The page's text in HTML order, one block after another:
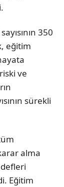
350
eğitim
ve
sürekli
alma
Eğitim